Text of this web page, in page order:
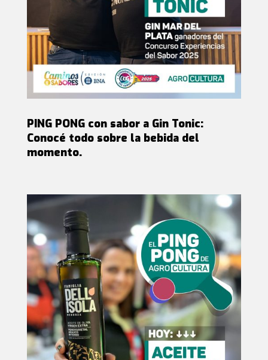
PING PONG con sabor a Gin Tonic:
Conocé todo sobre la bebida del
momento.